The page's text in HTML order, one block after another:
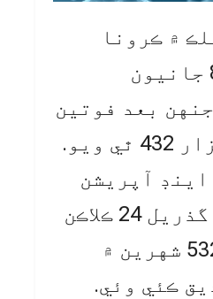
۾ ڪرونا
وائرس وڌيڪ 8 جانيون
بعد فوتين
جو تعداد 6 هزار 432 ٿي ويو.
آپريشن
سينٽر مطابق گذريل 24 ڪلاڪن
دوران وڌيڪ 532 شهرين ۾
ڪئي وئي.